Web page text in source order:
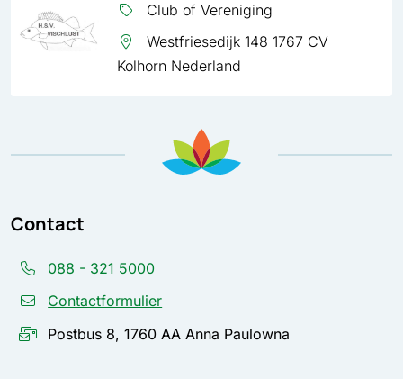
Club of Vereniging
Westfriesedijk 148 1767 CV
Kolhorn Nederland
Contact
088 - 321 5000
Contactformulier
Postbus 8, 1760 AA Anna Paulowna